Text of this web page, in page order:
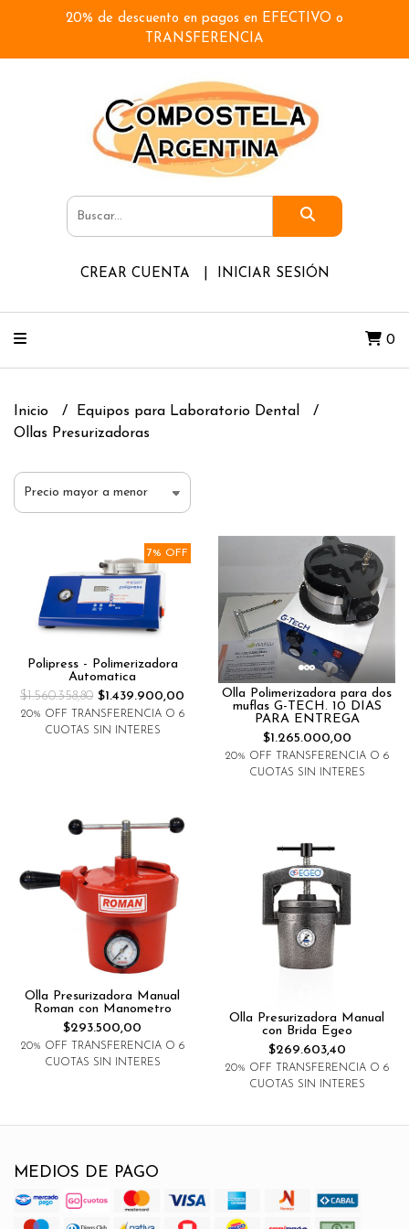
20% de descuento en pagos en EFECTIVO o
TRANSFERENCIA
CREAR CUENTA INICIAR SESIÓN
0
Inicio
Equipos para Laboratorio Dental
Ollas Presurizadoras
7% OFF
Polipress - Polimerizadora
Automatica
$1.560.358,80 $1.439.900,00
20% OFF TRANSFERENCIA O 6
CUOTAS SIN INTERES
Olla Polimerizadora para dos
muflas G-TECH. 10 DIAS
PARA ENTREGA
$1.265.000,00
20% OFF TRANSFERENCIA O 6
CUOTAS SIN INTERES
Olla Presurizadora Manual
Roman con Manometro
$293.500,00
20% OFF TRANSFERENCIA O 6
CUOTAS SIN INTERES
Olla Presurizadora Manual
con Brida Egeo
$269.603,40
20% OFF TRANSFERENCIA O 6
CUOTAS SIN INTERES
MEDIOS DE PAGO